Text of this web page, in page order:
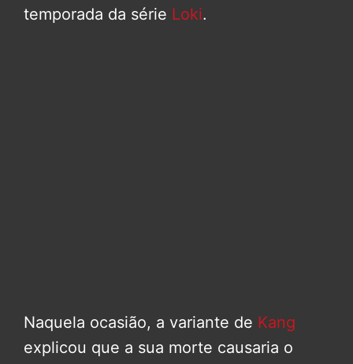
temporada da série Loki.
Naquela ocasião, a variante de Kang
explicou que a sua morte causaria o